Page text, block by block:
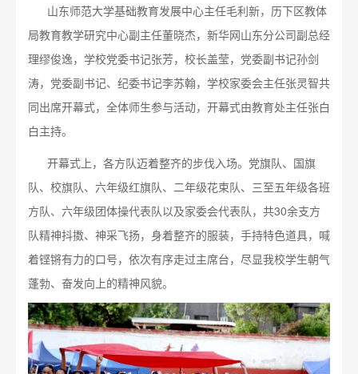
山东师范大学基础教育发展中心主任毛利新，历下区教体
局教育教学研究中心副主任董晓杰，新华网山东分公司副总经
理缪俊逸，学校党委书记张芳，校长盖莹，党委副书记孙剑
涛，党委副书记、纪委书记李苏翰，学校家委会主任张灵智共
同出席开幕式，全体师生参与活动，开幕式由教育处主任张白
白主持。
开幕式上，各方队迈着整齐的步伐入场。党旗队、国旗
队、校旗队、六年级红旗队、二年级花束队、三至五年级各班
方队、六年级团体操代表队以及家委会代表队，共30余支方
队精神抖擞、神采飞扬，身着整齐的服装，手持特色道具，喊
着铿锵有力的口号，依次有序走过主席台，尽显我校学生朝气
蓬勃、奋发向上的精神风貌。